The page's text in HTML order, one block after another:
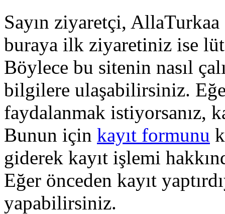
Sayın ziyaretçi,
buraya ilk ziyaretiniz ise
Böylece bu sitenin nasıl
bilgilere ulaşabilirsiniz.
faydalanmak istiyorsanız,
Bunun için kayıt formunu
giderek kayıt işlemi
Eğer önceden kayıt
yapabilirsiniz.